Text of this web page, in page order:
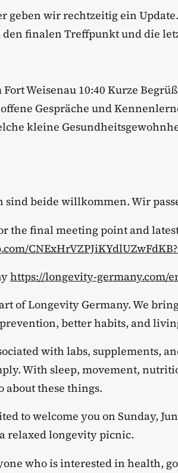
geben wir rechtzeitig ein
finalen Treffpunkt und die
Weisenau 10:40 Kurze
Gespräche und
kleine
sind beide willkommen. Wir
the final meeting point and
https://longevity-germany.com/
of Longevity Germany. We
better habits, and
with labs, supplements,
With sleep, movement,
about these things.
to welcome you on Sunday,
relaxed longevity picnic.
who is interested in health,